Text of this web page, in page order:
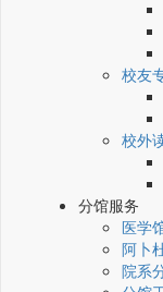
校友
校外
分馆服务
医学
阿卜
院系